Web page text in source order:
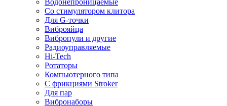
Водонепроницаемые
Со стимулятором клитора
Для G-точки
Виброяйца
Вибропули и другие
Радиоуправляемые
Hi-Tech
Ротаторы
Компьютерного типа
С фрикциями Stroker
Для пар
Вибронаборы